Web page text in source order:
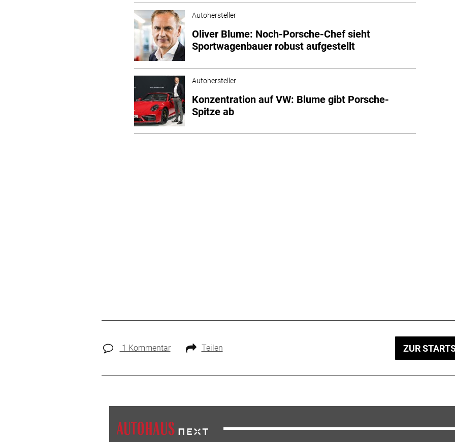
Autohersteller
Oliver Blume: Noch-Porsche-Chef sieht
Sportwagenbauer robust aufgestellt
Autohersteller
Konzentration auf VW: Blume gibt Porsche-
Spitze ab
1 Kommentar Teilen ZUR